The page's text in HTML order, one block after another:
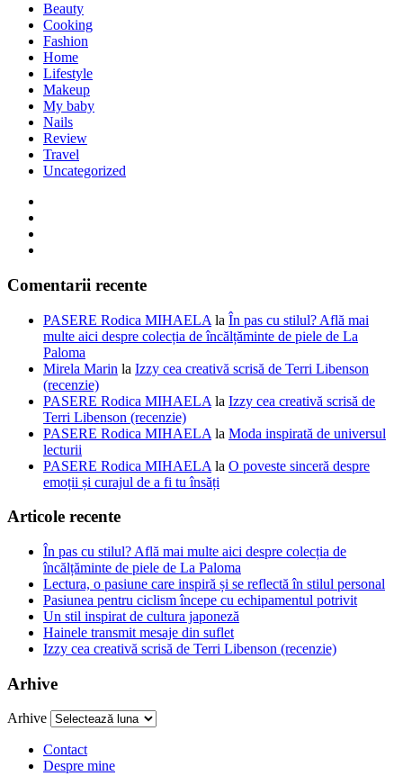
Beauty
Cooking
Fashion
Home
Lifestyle
Makeup
My baby
Nails
Review
Travel
Uncategorized
Comentarii recente
PASERE Rodica MIHAELA la În pas cu stilul? Află mai
multe aici despre colecția de încălțăminte de piele de La
Paloma
Mirela Marin la Izzy cea creativă scrisă de Terri Libenson
(recenzie)
PASERE Rodica MIHAELA la Izzy cea creativă scrisă de
Terri Libenson (recenzie)
PASERE Rodica MIHAELA la Moda inspirată de universul
lecturii
PASERE Rodica MIHAELA la O poveste sinceră despre
emoții și curajul de a fi tu însăți
Articole recente
În pas cu stilul? Află mai multe aici despre colecția de
încălțăminte de piele de La Paloma
Lectura, o pasiune care inspiră și se reflectă în stilul personal
Pasiunea pentru ciclism începe cu echipamentul potrivit
Un stil inspirat de cultura japoneză
Hainele transmit mesaje din suflet
Izzy cea creativă scrisă de Terri Libenson (recenzie)
Arhive
Arhive
Contact
Despre mine